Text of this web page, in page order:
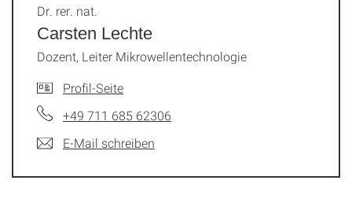
Carsten Lechte
Dr. rer. nat.
Dozent, Leiter Mikrowellentechnologie
Profil-Seite
+49 711 685 62306
E-Mail schreiben